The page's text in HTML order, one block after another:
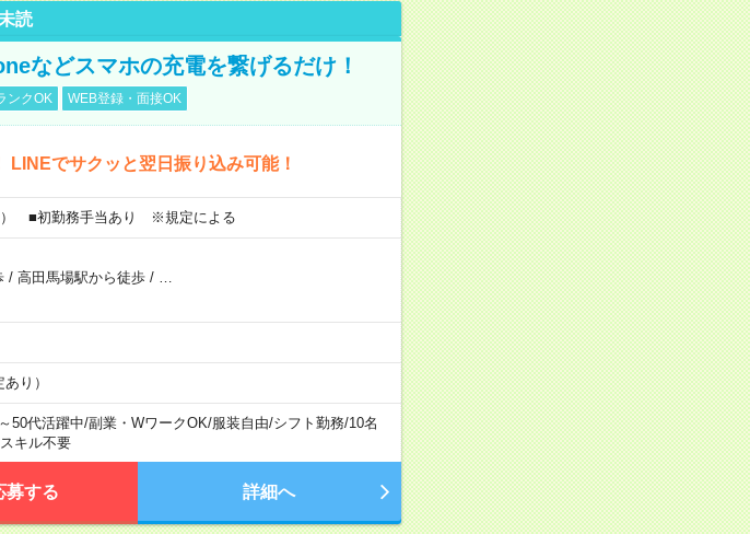
読
などスマホの充電を繋げるだけ！
ンクOK WEB登録・面接OK
でサクッと翌日振り込み可能！
■初勤務手当あり ※規定による
/ 高田馬場駅から徒歩/
り）
50代活躍中/副業・WワークOK/服装自由/シフト勤務/10名
キル不要
募する 詳細へ